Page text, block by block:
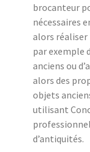
brocanteur
nécessaires
alors
par exemple
anciens ou
alors des
objets
utilisant
d’antiquités.